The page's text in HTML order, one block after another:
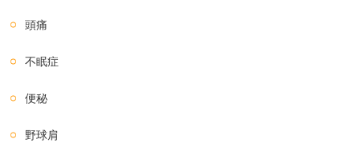
頭痛
不眠症
便秘
野球肩